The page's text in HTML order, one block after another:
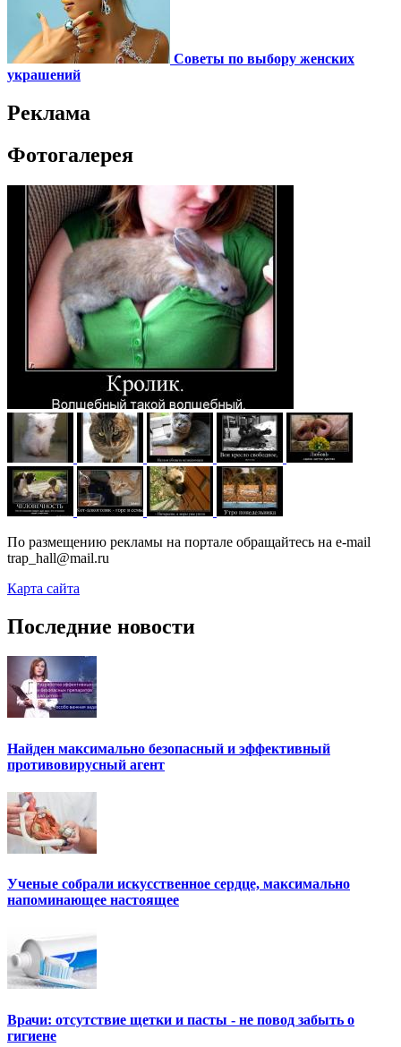
Советы по выбору женских
украшений
Реклама
Фотогалерея
По размещению рекламы на портале обращайтесь на e-mail
trap_hall@mail.ru
Карта сайта
Последние новости
Найден максимально безопасный и эффективный
противовирусный агент
Ученые собрали искусственное сердце, максимально
напоминающее настоящее
Врачи: отсутствие щетки и пасты - не повод забыть о
гигиене